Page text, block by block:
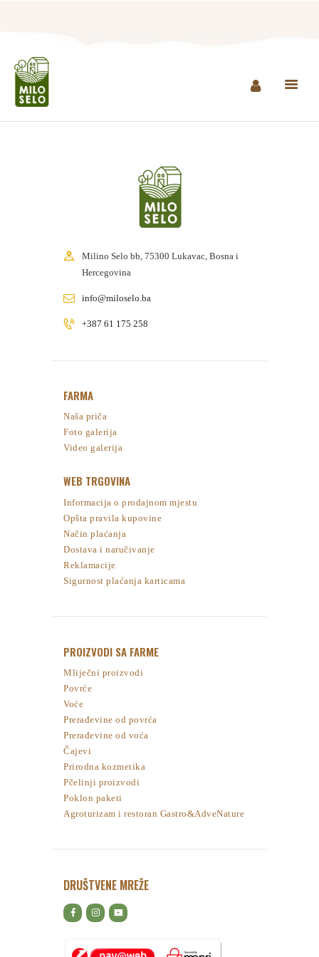
AGROTURIZAM I
KUPI PROIZVODE
Milino Selo bb, 75300 Lukavac, Bosna i
Hercegovina
info@miloselo.ba
+387 61 175 258
FARMA
Naša priča
Foto galerija
Video galerija
WEB TRGOVINA
Informacija o prodajnom mjestu
Opšta pravila kupovine
Način plaćanja
Dostava i naručivanje
Reklamacije
Sigurnost plaćanja karticama
PROIZVODI SA FARME
Mliječni proizvodi
Povrće
Voće
Prerađevine od povrća
Prerađevine od voća
Čajevi
Prirodna kozmetika
Pčelinji proizvodi
Poklon paketi
Agroturizam i restoran Gastro&AdveNature
DRUŠTVENE MREŽE